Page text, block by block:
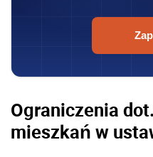
Ograniczenia
mieszkań w